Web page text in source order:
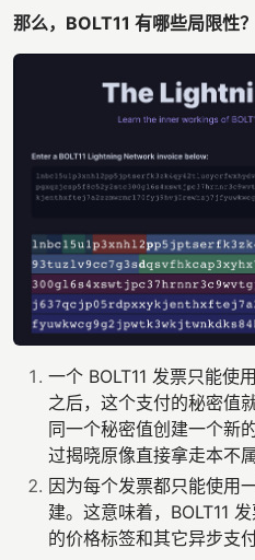
那么，BOLT11 有哪些局限性？
一个 BOLT11 发票只能使
之后，这个支付的秘密值
同一个秘密值创建一个新
过揭晓原像直接拿走本不
因为每个发票都只能使用
建。这意味着，BOLT11
的价格标签和其它异步支付